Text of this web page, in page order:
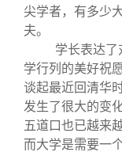
尖学者，有多少
夫。
学长表达了
学行列的美好祝
谈起最近回清华
发生了很大的变
五道口也已越来
而大学是需要一